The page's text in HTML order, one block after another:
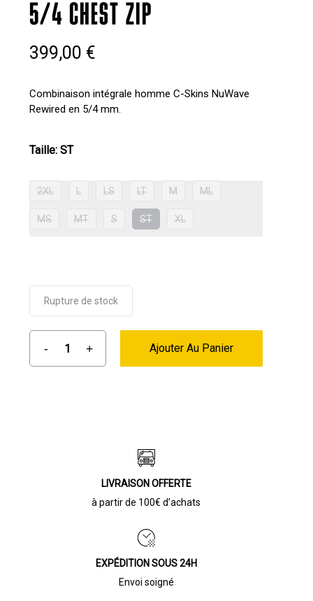
5/4 CHEST ZIP
399,00 €
Combinaison intégrale homme C-Skins NuWave
Rewired en 5/4 mm.
Taille: ST
2XL L LS LT M ML
MS MT S ST XL
Rupture de stock
Ajouter Au Panier
LIVRAISON OFFERTE
à partir de 100€ d’achats
EXPÉDITION SOUS 24H
Envoi soigné